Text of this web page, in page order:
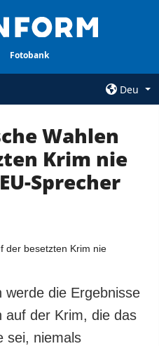
Fotobank
Deu
AGENTUR
Über uns
Politik zur
personenbezogener
Daten
Wahlen
Krim nie
Sprecher
werde die Ergebnisse
auf der Krim, die das
sei, niemals